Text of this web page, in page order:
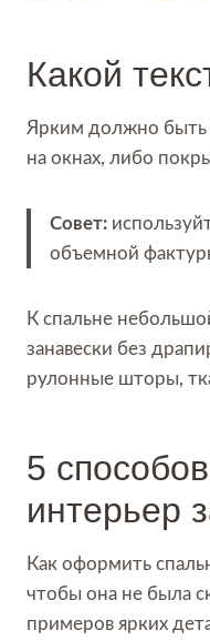
Какой
Ярким должно быть
на окнах, либо
Совет:
объемной
К спальне
занавески без
рулонные шторы,
5
интерьер
Как оформить
чтобы она не была
примеров ярких